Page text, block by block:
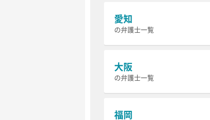
愛知
の弁護士一覧
大阪
の弁護士一覧
福岡